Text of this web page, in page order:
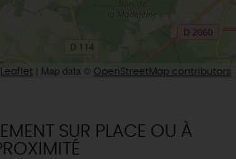
Leaflet | Map data © OpenStreetMap contributors
SUR PLACE OU À